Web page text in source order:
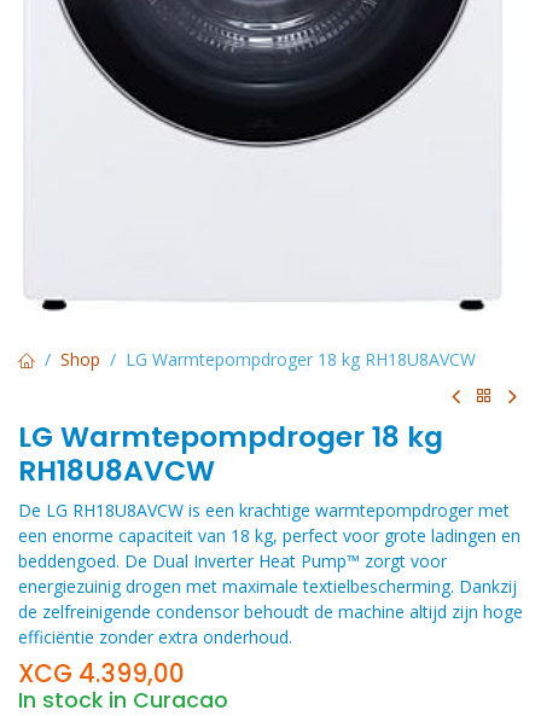
Shop LG Warmtepompdroger 18 kg RH18U8AVCW
LG Warmtepompdroger 18 kg
RH18U8AVCW
De LG RH18U8AVCW is een krachtige warmtepompdroger met
een enorme capaciteit van 18 kg, perfect voor grote ladingen en
beddengoed. De Dual Inverter Heat Pump™ zorgt voor
energiezuinig drogen met maximale textielbescherming. Dankzij
de zelfreinigende condensor behoudt de machine altijd zijn hoge
efficiëntie zonder extra onderhoud.
XCG 4.399,00
In stock in Curacao